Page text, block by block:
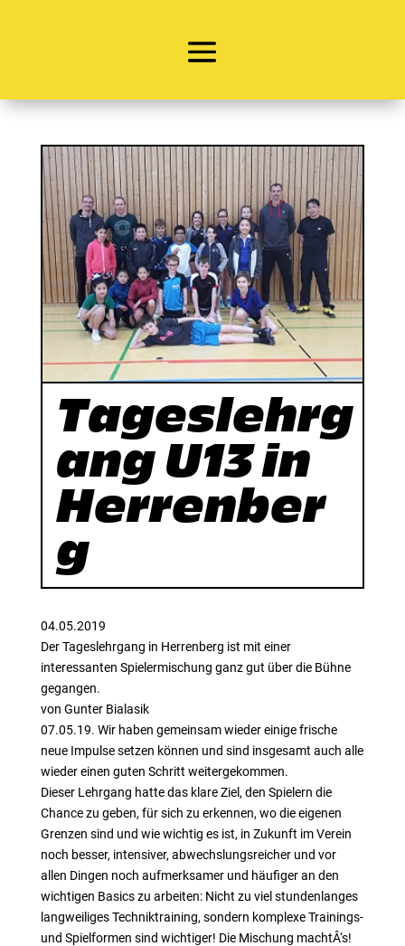
Tageslehrg
ang U13 in
Herrenber
g
04.05.2019
Der Tageslehrgang in Herrenberg ist mit einer
interessanten Spielermischung ganz gut über die Bühne
gegangen.
von Gunter Bialasik
07.05.19. Wir haben gemeinsam wieder einige frische
neue Impulse setzen können und sind insgesamt auch alle
wieder einen guten Schritt weitergekommen.
Dieser Lehrgang hatte das klare Ziel, den Spielern die
Chance zu geben, für sich zu erkennen, wo die eigenen
Grenzen sind und wie wichtig es ist, in Zukunft im Verein
noch besser, intensiver, abwechslungsreicher und vor
allen Dingen noch aufmerksamer und häufiger an den
wichtigen Basics zu arbeiten: Nicht zu viel stundenlanges
langweiliges Techniktraining, sondern komplexe Trainings-
und Spielformen sind wichtiger! Die Mischung machtÂ‘s!